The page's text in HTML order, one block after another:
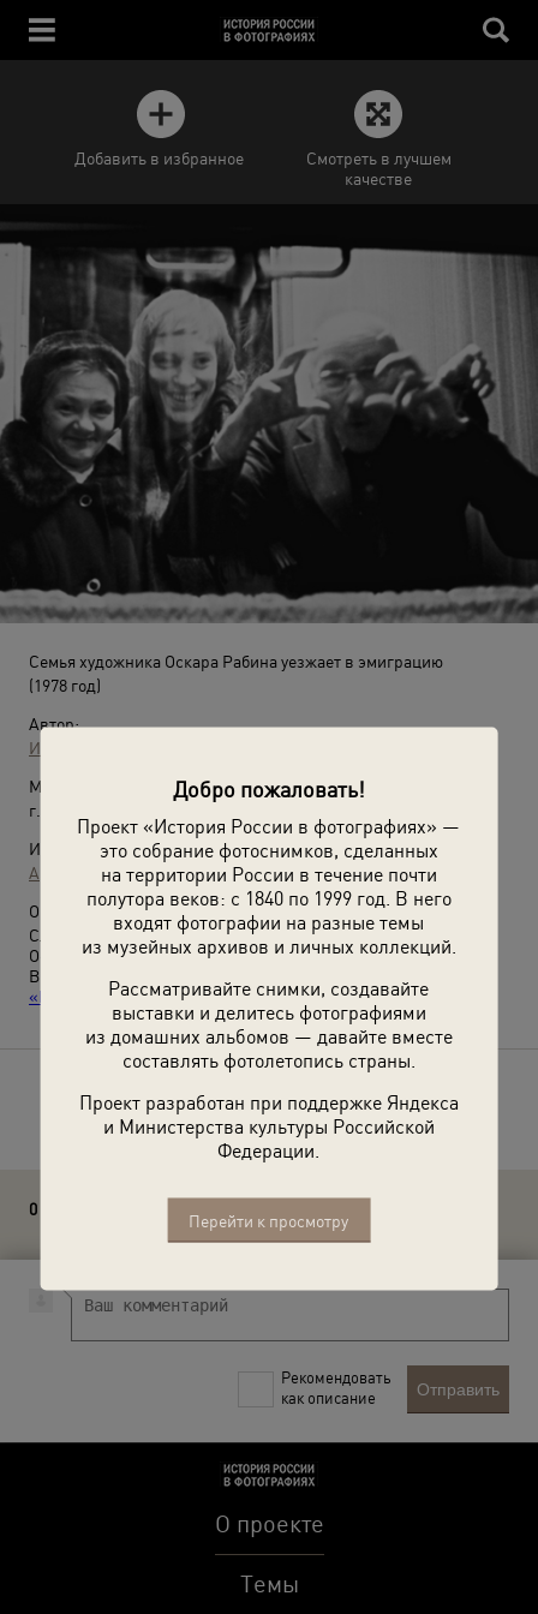
Добро пожаловать!
Проект «История России в фотографиях» —
это собрание фотоснимков, сделанных
на территории России в течение почти
полутора веков: с 1840 по 1999 год. В него
входят фотографии на разные темы
из музейных архивов и личных коллекций.
Рассматривайте снимки, создавайте
выставки и делитесь фотографиями
из домашних альбомов — давайте вместе
составлять фотолетопись страны.
Проект разработан при поддержке Яндекса
и Министерства культуры Российской
Федерации.
Перейти к просмотру
Добавить в избранное
Смотреть в лучшем
качестве
Семья художника Оскара Рабина уезжает в эмиграцию
(1978 год)
Автор:
Игорь Пальмин
Место съемки:
г. Москва
Источники:
Архив Игоря Пальмина
О фотографии:
Слева направо: Валентина Кропивницкая, Александр Рабин,
Оскар Рабин. Киевский вокзал.
Выставки
«Киевский вокзал» с этой фотографией.
Расскажите друзьям об этом фото
0 комментариев
Рекомендовать
как описание
Отправить
О проекте
Темы